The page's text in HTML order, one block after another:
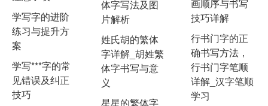
学写字的进阶
练习与提升方
案
学写***字的常
见错误及纠正
技巧
体字写法及图
片解析
姓氏胡的繁体
字详解_胡姓繁
体字书写与意
义
星星的繁体字
画顺序与书写
技巧详解
行书门字的正
确书写方法，
行书门字笔顺
详解_汉字笔顺
学习